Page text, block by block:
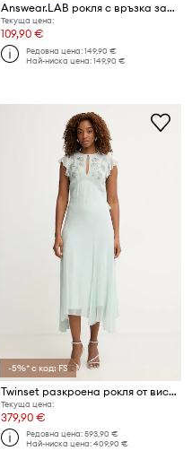
Answear.LAB рокля с връзка зад врата
Текуща цена:
109,90 €
Редовна цена:149,90 €
Най-ниска цена:149,90 €
-5%* с код: FS
Twinset разкроена рокля от вискоза
Текуща цена:
379,90 €
Редовна цена:593,90 €
Най-ниска цена:409,90 €